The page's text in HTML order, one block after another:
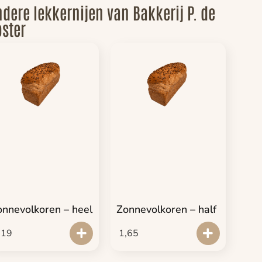
lekkernijen van Bakkerij P. de
– heel Zonnevolkoren – half
1,65